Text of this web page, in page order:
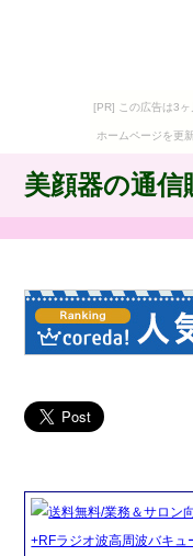
[PR] この広告は3ヶ
ホームページを更
美顔器の通信
送料無料/業務＆サロン
+RFラジオ波高周波バキ